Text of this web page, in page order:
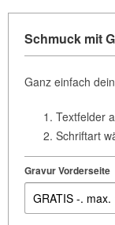
Schmuck mit
Ganz einfach
Textfelder
Schriftart
Gravur Vorderseite